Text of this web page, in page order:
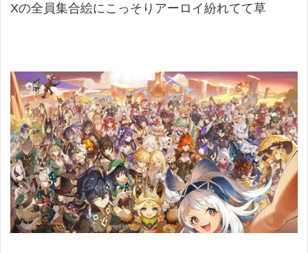
Xの全員集合絵にこっそりアーロイ紛れてて草